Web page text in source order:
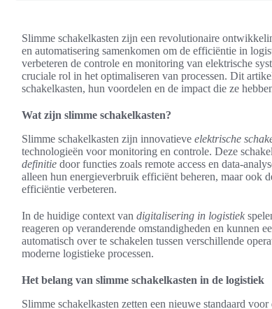
Slimme schakelkasten zijn een revolutionaire
en automatisering samenkomen om de efficiëntie in
verbeteren de controle en monitoring van elektrische
cruciale rol in het optimaliseren van processen. Dit
schakelkasten, hun voordelen en de impact die ze
Wat zijn slimme schakelkasten?
Slimme schakelkasten zijn innovatieve elektrische
technologieën voor monitoring en controle. Deze
definitie door functies zoals remote access en data-
alleen hun energieverbruik efficiënt beheren, maar ook
efficiëntie verbeteren.
In de huidige context van digitalisering in logistiek
reageren op veranderende omstandigheden en kunnen
automatisch over te schakelen tussen verschillende
moderne logistieke processen.
Het belang van slimme schakelkasten in de logistiek
Slimme schakelkasten zetten een nieuwe standaard voor